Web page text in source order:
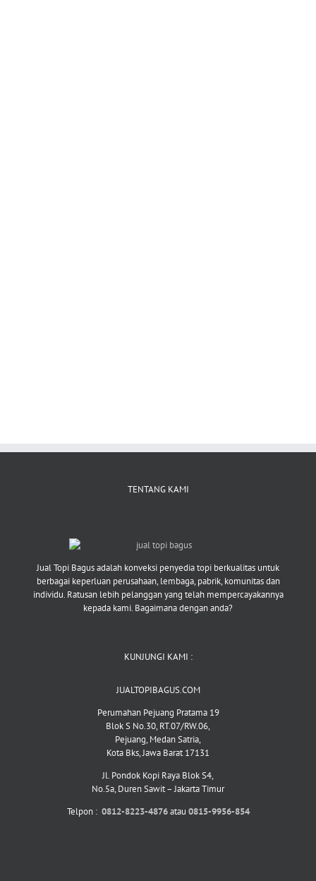
TENTANG KAMI
Jual Topi Bagus adalah konveksi penyedia topi berkualitas untuk
berbagai keperluan perusahaan, lembaga, pabrik, komunitas dan
individu. Ratusan lebih pelanggan yang telah mempercayakannya
kepada kami. Bagaimana dengan anda?
KUNJUNGI KAMI :
JUALTOPIBAGUS.COM
Perumahan Pejuang Pratama 19
Blok S No.30, RT.07/RW.06,
Pejuang, Medan Satria,
Kota Bks, Jawa Barat 17131
Jl. Pondok Kopi Raya Blok S4,
No.5a, Duren Sawit – Jakarta Timur
Telpon : 0812-8223-4876atau 0815-9956-854